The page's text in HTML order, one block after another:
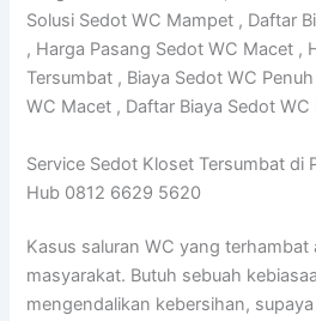
Solusi Sedot WC Mampet , Daftar
, Harga Pasang Sedot WC Macet ,
Tersumbat , Biaya Sedot WC
WC Macet , Daftar Biaya Sedot WC
Service Sedot Kloset Tersumbat di
Hub 0812 6629 5620
Kasus saluran WC yang terhambat
masyarakat. Butuh sebuah
mengendalikan kebersihan,